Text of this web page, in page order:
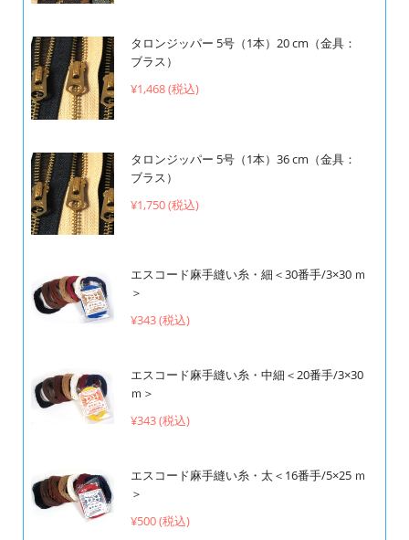
タロンジッパー 5号（1本）20 cm（金具：
ブラス）
¥1,468 (税込)
タロンジッパー 5号（1本）36 cm（金具：
ブラス）
¥1,750 (税込)
エスコード麻手縫い糸・細＜30番手/3×30 ｍ
＞
¥343 (税込)
エスコード麻手縫い糸・中細＜20番手/3×30
ｍ＞
¥343 (税込)
エスコード麻手縫い糸・太＜16番手/5×25 ｍ
＞
¥500 (税込)